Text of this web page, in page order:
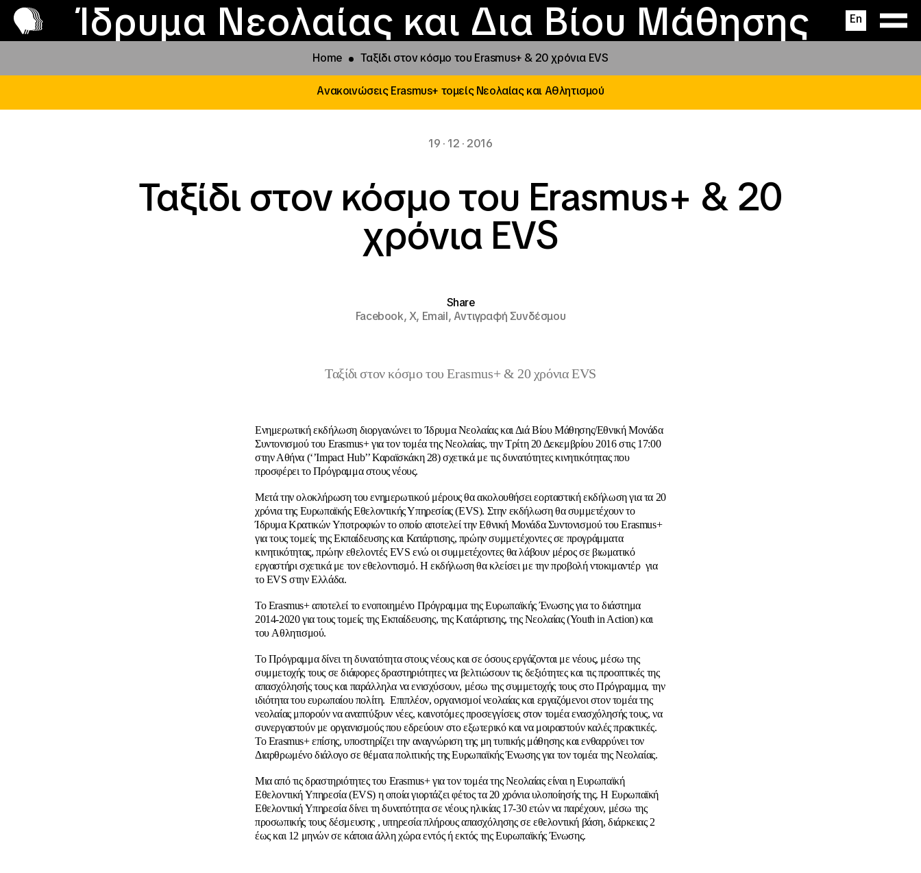
Ίδρυμα Νεολαίας και Δια Βίου Μάθησης En
Το ΙΝΕΔΙΒΙΜ
Προγράμματα και δράσεις
Φοιτητικές Εστίες
Παραχώρηση αιγίδας
Νέα
Επικοινωνία
Home Ταξίδι στον κόσμο του Erasmus+ & 20 χρόνια EVS
Ανακοινώσεις Erasmus+ τομείς Νεολαίας και Αθλητισμού
19 · 12 · 2016
Ταξίδι στον κόσμο του Erasmus+ & 20
χρόνια EVS
Share
Facebook,X, Email,Αντιγραφή Συνδέσμου
Ταξίδι στον κόσμο του Erasmus+ & 20 χρόνια EVS
Ενημερωτική εκδήλωση διοργανώνει το Ίδρυμα Νεολαίας και Διά Βίου Μάθησης/Εθνική Μονάδα
Συντονισμού του Erasmus+ για τον τομέα της Νεολαίας, την Τρίτη 20 Δεκεμβρίου 2016 στις 17:00
στην Αθήνα (‘’Impact Hub’’ Καραϊσκάκη 28)σχετικά με τις δυνατότητες κινητικότητας που
προσφέρει το Πρόγραμμα στους νέους.
Μετά την ολοκλήρωση του ενημερωτικού μέρους θα ακολουθήσει εορταστική εκδήλωση για τα 20
χρόνια της Ευρωπαϊκής Εθελοντικής Υπηρεσίας (ΕVS). Στην εκδήλωση θα συμμετέχουν το
Ίδρυμα Κρατικών Υποτροφιών το οποίο αποτελεί την Εθνική Μονάδα Συντονισμού του Erasmus+
για τους τομείς της Εκπαίδευσης και Κατάρτισης, πρώην συμμετέχοντες σε προγράμματα
κινητικότητας, πρώην εθελοντές EVS ενώ οι συμμετέχοντες θα λάβουν μέρος σε βιωματικό
εργαστήρι σχετικά με τον εθελοντισμό. Η εκδήλωση θα κλείσει με την προβολή ντοκιμαντέρ για
το EVS στην Ελλάδα.
Το Erasmus+ αποτελεί το ενοποιημένο Πρόγραμμα της Ευρωπαϊκής Ένωσης για το διάστημα
2014-2020 για τους τομείς της Eκπαίδευσης, της Kατάρτισης, της Nεολαίας (Youth in Action) και
του Aθλητισμού.
Το Πρόγραμμα δίνει τη δυνατότητα στους νέους και σε όσους εργάζονται με νέους, μέσω της
συμμετοχής τους σε διάφορες δραστηριότητες να βελτιώσουν τις δεξιότητες και τις προοπτικές της
απασχόλησής τους και παράλληλα να ενισχύσουν, μέσω της συμμετοχής τους στο Πρόγραμμα, την
ιδιότητα του ευρωπαίου πολίτη. Επιπλέον, οργανισμοί νεολαίας και εργαζόμενοι στον τομέα της
νεολαίας μπορούν να αναπτύξουν νέες, καινοτόμες προσεγγίσεις στον τομέα ενασχόλησής τους, να
συνεργαστούν με οργανισμούς που εδρεύουν στο εξωτερικό και να μοιραστούν καλές πρακτικές.
Το Erasmus+ επίσης, υποστηρίζει την αναγνώριση της μη τυπικής μάθησης και ενθαρρύνει τον
Διαρθρωμένο διάλογο σε θέματα πολιτικής της Ευρωπαϊκής Ένωσης για τον τομέα της Νεολαίας.
Μια από τις δραστηριότητες του Erasmus+ για τον τομέα της Νεολαίας είναι η Ευρωπαϊκή
Εθελοντική Υπηρεσία (EVS) η οποία γιορτάζει φέτος τα 20 χρόνια υλοποίησής της. Η Ευρωπαϊκή
Εθελοντική Υπηρεσία δίνει τη δυνατότητα σε νέους ηλικίας 17-30 ετών να παρέχουν, μέσω της
προσωπικής τους δέσμευσης , υπηρεσία πλήρους απασχόλησης σε εθελοντική βάση, διάρκειας 2
έως και 12 μηνών σε κάποια άλλη χώρα εντός ή εκτός της Ευρωπαϊκής Ένωσης.